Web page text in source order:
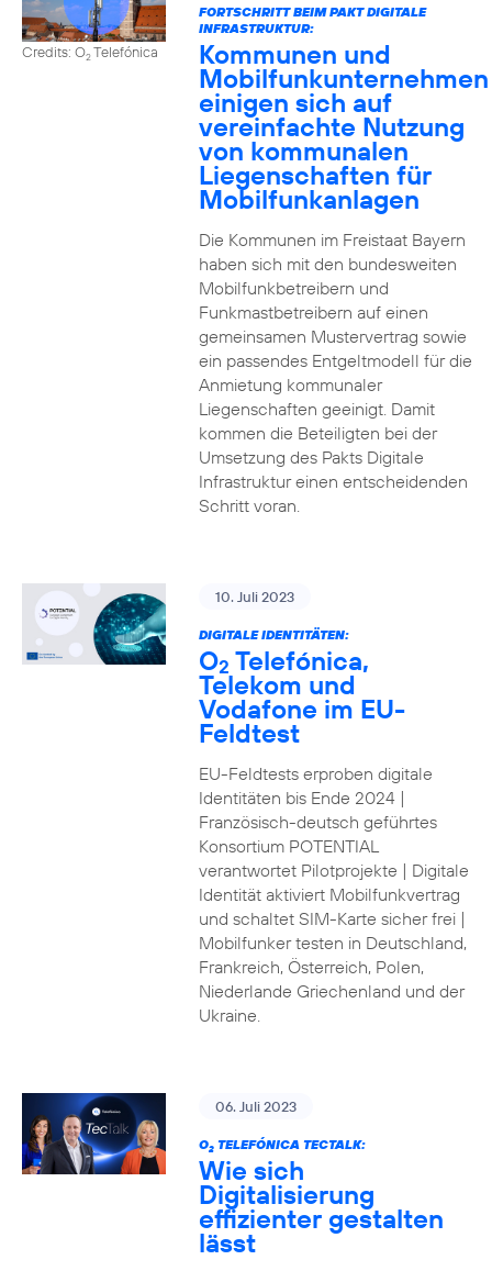
Credits: O2Telefónica
FORTSCHRITT BEIM PAKT DIGITALE
INFRASTRUKTUR:
Kommunen und
Mobilfunkunternehmen
einigen sich auf
vereinfachte Nutzung
von kommunalen
Liegenschaften für
Mobilfunkanlagen
Die Kommunen im Freistaat Bayern
haben sich mit den bundesweiten
Mobilfunkbetreibern und
Funkmastbetreibern auf einen
gemeinsamen Mustervertrag sowie
ein passendes Entgeltmodell für die
Anmietung kommunaler
Liegenschaften geeinigt. Damit
kommen die Beteiligten bei der
Umsetzung des Pakts Digitale
Infrastruktur einen entscheidenden
Schritt voran.
10. Juli 2023
DIGITALE IDENTITÄTEN:
O2 Telefónica,
Telekom und
Vodafone im EU-
Feldtest
EU-Feldtests erproben digitale
Identitäten bis Ende 2024 |
Französisch-deutsch geführtes
Konsortium POTENTIAL
verantwortet Pilotprojekte | Digitale
Identität aktiviert Mobilfunkvertrag
und schaltet SIM-Karte sicher frei |
Mobilfunker testen in Deutschland,
Frankreich, Österreich, Polen,
Niederlande Griechenland und der
Ukraine.
06. Juli 2023
O2TELEFÓNICA TECTALK:
Wie sich
Digitalisierung
effizienter gestalten
lässt